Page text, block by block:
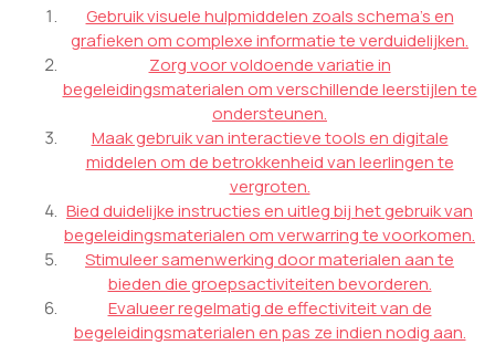
Gebruik visuele hulpmiddelen zoals schema’s en
grafieken om complexe informatie te verduidelijken.
Zorg voor voldoende variatie in
begeleidingsmaterialen om verschillende leerstijlen te
ondersteunen.
Maak gebruik van interactieve tools en digitale
middelen om de betrokkenheid van leerlingen te
vergroten.
Bied duidelijke instructies en uitleg bij het gebruik van
begeleidingsmaterialen om verwarring te voorkomen.
Stimuleer samenwerking door materialen aan te
bieden die groepsactiviteiten bevorderen.
Evalueer regelmatig de effectiviteit van de
begeleidingsmaterialen en pas ze indien nodig aan.